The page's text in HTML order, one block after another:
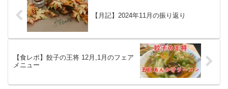
【月記】2024年11月の振り返り
【食レポ】餃子の王将 12月,1月のフェア
メニュー